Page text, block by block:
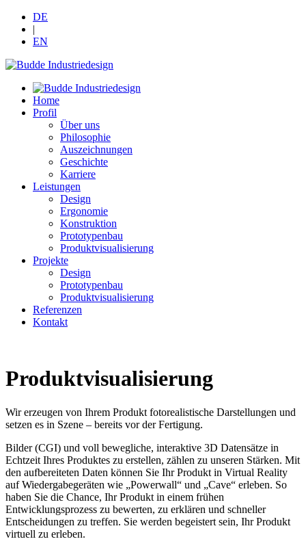
DE
|
EN
Home
Profil
Über uns
Philosophie
Auszeichnungen
Geschichte
Karriere
Leistungen
Design
Ergonomie
Konstruktion
Prototypenbau
Produktvisualisierung
Projekte
Design
Prototypenbau
Produktvisualisierung
Referenzen
Kontakt
Produktvisualisierung
Wir erzeugen von Ihrem Produkt fotorealistische Darstellungen und
setzen es in Szene – bereits vor der Fertigung.
Bilder (CGI) und voll bewegliche, interaktive 3D Datensätze in
Echtzeit Ihres Produktes zu erstellen, zählen zu unseren Stärken. Mit
den aufbereiteten Daten können Sie Ihr Produkt in Virtual Reality
auf Wiedergabegeräten wie „Powerwall“ und „Cave“ erleben. So
haben Sie die Chance, Ihr Produkt in einem frühen
Entwicklungsprozess zu bewerten, zu erklären und schneller
Entscheidungen zu treffen. Sie werden begeistert sein, Ihr Produkt
virtuell zu erleben.